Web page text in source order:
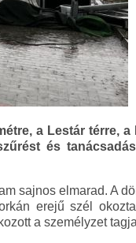
a Lestár térre, a
és
sajnos elmarad. A
erejű szél
a személyzet